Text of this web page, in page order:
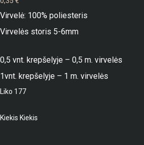
Virvelė: 100% poliesteris
Virvelės storis 5-6mm
0,5 vnt. krepšelyje – 0,5 m. virvelės
1vnt. krepšelyje – 1 m. virvelės
Liko 177
Kiekis Kiekis